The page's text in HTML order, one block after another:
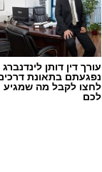
עורך דין דותן לינדנברג
נפגעתם בתאונת
לחצו לקבל מה שמגיע
לכם